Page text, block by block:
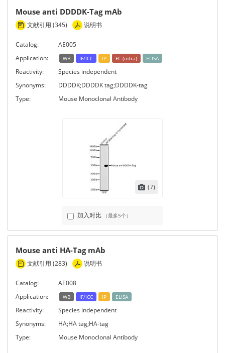
Mouse anti DDDDK-Tag mAb
文献引用 (345) 说明书
Catalog:
AE005
Application:
WB IF/ICC IP FC (intra) ELISA
Reactivity:
Species independent
Synonyms:
DDDDK;DDDDK tag;DDDDK-tag
Type:
Mouse Monoclonal Antibody
(7)
加入对比 （最多5个）
Mouse anti HA-Tag mAb
文献引用 (283) 说明书
Catalog:
AE008
Application:
WB IF/ICC IP ELISA
Reactivity:
Species independent
Synonyms:
HA;HA tag;HA-tag
Type:
Mouse Monoclonal Antibody